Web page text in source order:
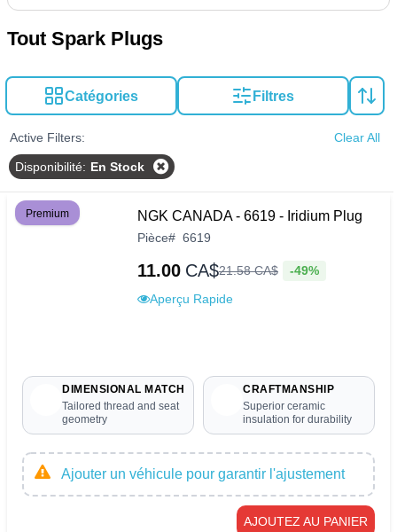
Tout Spark Plugs
Catégories Filtres
Active Filters: Clear All
Disponibilité: En Stock
Premium NGK CANADA - 6619 - Iridium Plug
Pièce# 6619
11.00 CA$21.58CA$ -49%
Aperçu Rapide
DIMENSIONAL MATCH
Tailored thread and seat
geometry
CRAFTMANSHIP
Superior ceramic
insulation for durability
Ajouter un véhicule pour garantir l'ajustement
AJOUTEZ AU PANIER